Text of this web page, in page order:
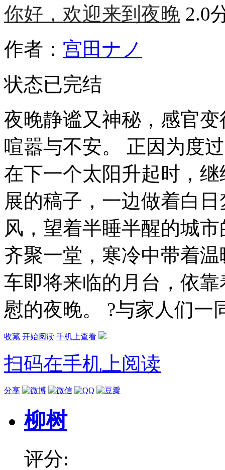
你好，欢迎来到夜晚 2.0
作者： 宫田ナノ
状态已完结
夜晚静谧又神秘，感官
喧嚣与不安。 正因为度
在下一个太阳升起时，
展的稿子，一边做着白
风，望着半睡半醒的城
齐聚一堂，寒冷中带着
车即将来临的月台，依
慰的夜晚。 ?与家人们一
收藏 开始阅读 手机上查看
扫码在手机上阅读
分享
柳树
评分: